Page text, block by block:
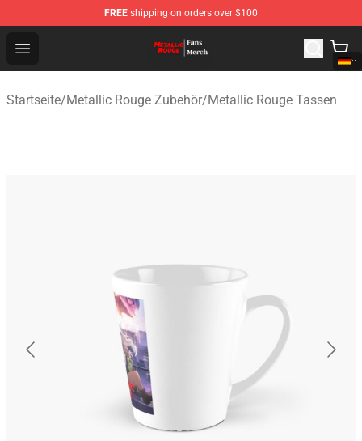
FREE shipping on orders over $100
Open menu
Metallic Rouge Store - Official Metallic Rouge
Startseite/Metallic Rouge Zubehör/Metallic Rouge Tassen